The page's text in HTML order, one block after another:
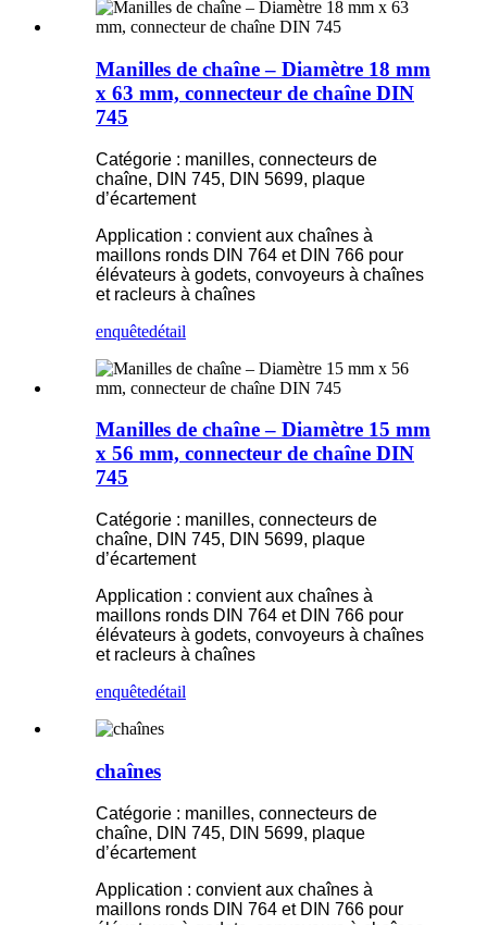
Manilles de chaîne – Diamètre 18 mm
x 63 mm, connecteur de chaîne DIN
745
Catégorie : manilles, connecteurs de
chaîne, DIN 745, DIN 5699, plaque
d’écartement
Application : convient aux chaînes à
maillons ronds DIN 764 et DIN 766 pour
élévateurs à godets, convoyeurs à chaînes
et racleurs à chaînes
enquêtedétail
Manilles de chaîne – Diamètre 15 mm
x 56 mm, connecteur de chaîne DIN
745
Catégorie : manilles, connecteurs de
chaîne, DIN 745, DIN 5699, plaque
d’écartement
Application : convient aux chaînes à
maillons ronds DIN 764 et DIN 766 pour
élévateurs à godets, convoyeurs à chaînes
et racleurs à chaînes
enquêtedétail
chaînes
Catégorie : manilles, connecteurs de
chaîne, DIN 745, DIN 5699, plaque
d’écartement
Application : convient aux chaînes à
maillons ronds DIN 764 et DIN 766 pour